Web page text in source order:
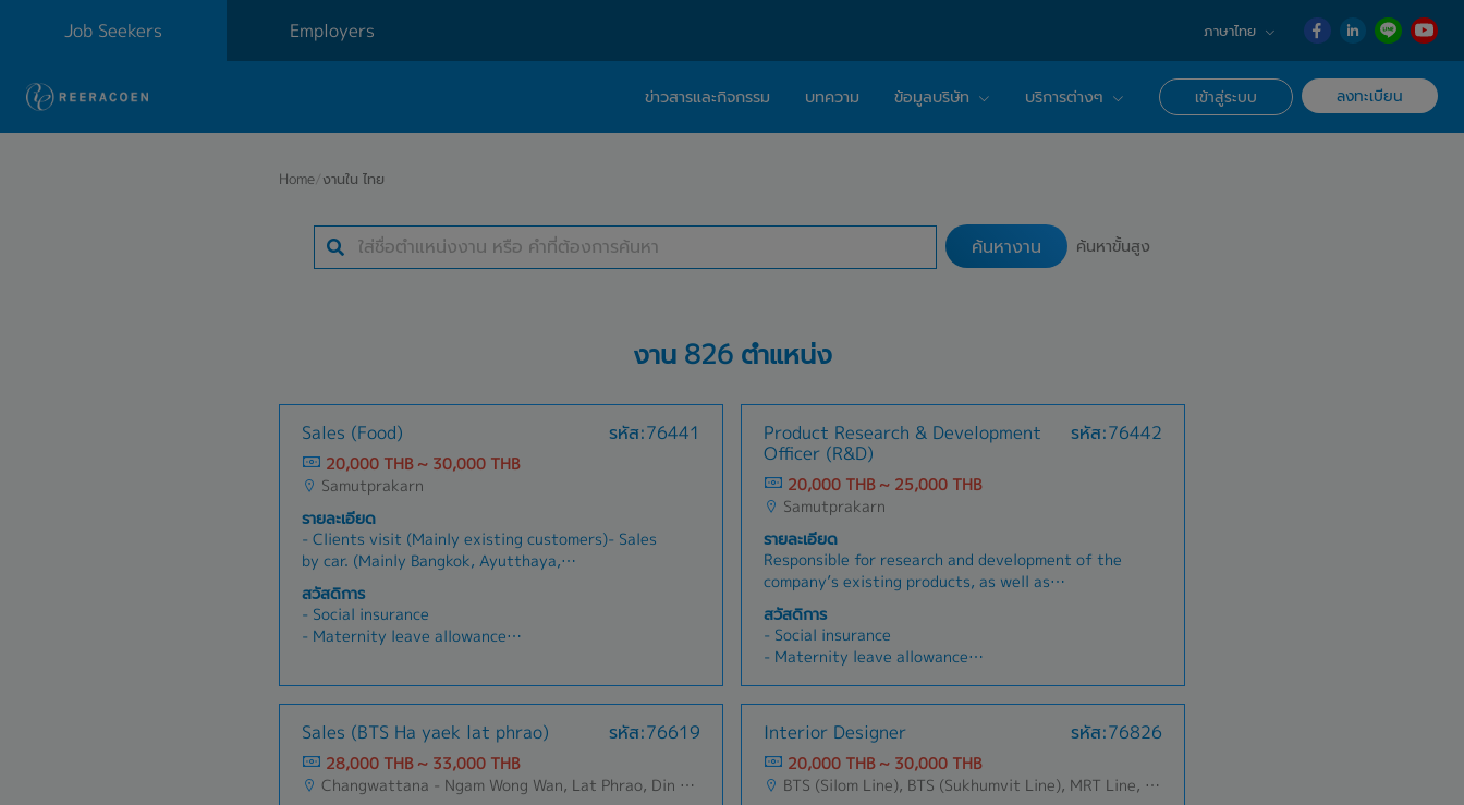
Job Seekers Employers ภาษาไทย
English
日本語
ข่าวสารและกิจกรรม บทความ ข้อมูลบริษัท
สารจากผู้บริหาร
บริการต่างๆ เข้าสู่ระบบ ลงทะเบียน
Home/งานใน ไทย
ค้นหางาน ค้นหาขั้นสูง
งาน 826 ตำแหน่ง
Sales (Food) รหัส:76441
20,000 THB ~ 30,000 THB
Samutprakarn
รายละเอียด
- Clients visit (Mainly existing customers)- Sales
by car. (Mainly Bangkok, Ayutthaya,
Samutprakan)- Company car can be used for
sales.- 80% Thai companies, remaining 20%
Japanese customers
สวัสดิการ
- Social insurance
- Maternity leave allowance
- Diligence allowance
- Travel allowance
- Food allowance
Product Research & Development
Officer (R&D)
รหัส:76442
20,000 THB ~ 25,000 THB
Samutprakarn
รายละเอียด
Responsible for research and development of the
company’s existing products, as well as
conducting research to develop new products.รับ
ผิดชอบงานวิจัยและพัฒนาผลิตภัณฑ์เดิมของบริษัท และ
ทำการค้นคว้าวิจัยเพื่อออกผลิตภัณฑ์ใหม่
สวัสดิการ
- Social insurance
- Maternity leave allowance
- Sick leave
- Diligence allowance
- Travel allowance
- Food allowance
Sales (BTS Ha yaek lat phrao) รหัส:76619
28,000 THB ~ 33,000 THB
Changwattana - Ngam Wong Wan, Lat Phrao, Din Daeng/Vibhavadi/Don Muang, Sai Mai, Lak Si
Interior Designer รหัส:76826
20,000 THB ~ 30,000 THB
BTS (Silom Line), BTS (Sukhumvit Line), MRT Line, Rama III, Ratchadapisek - Phetchaburi, Phaya Thai, Ratchathewi, Pathum Wan, Huai Khwang, Dusit, Phra Nakhon, Pom Prap Sattru Phai, Samphanthawong